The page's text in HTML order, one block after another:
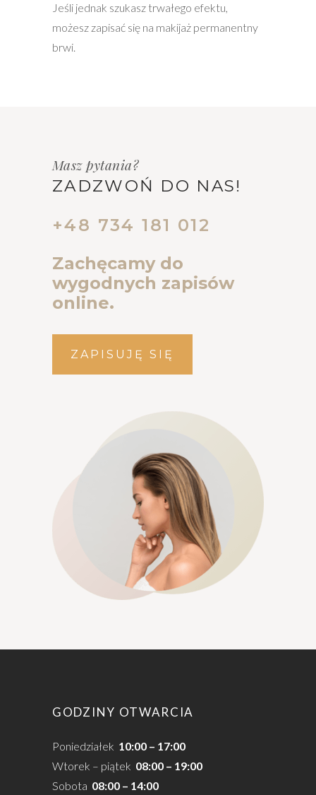
Jeśli jednak szukasz trwałego efektu,
możesz zapisać się na makijaż permanentny
brwi.
Masz pytania?
ZADZWOŃ DO NAS!
+48 734 181 012
Zachęcamy do
wygodnych zapisów
online.
ZAPISUJĘ SIĘ
GODZINY OTWARCIA
Poniedziałek 10:00 – 17:00
Wtorek – piątek 08:00 – 19:00
Sobota 08:00 – 14:00